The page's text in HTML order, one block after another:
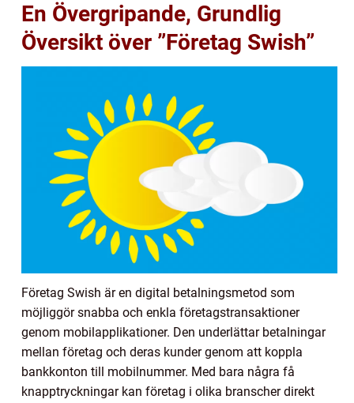
En Övergripande, Grundlig
Översikt över ”Företag Swish”
Företag Swish är en digital betalningsmetod som
möjliggör snabba och enkla företagstransaktioner
genom mobilapplikationer. Den underlättar betalningar
mellan företag och deras kunder genom att koppla
bankkonton till mobilnummer. Med bara några få
knapptryckningar kan företag i olika branscher direkt